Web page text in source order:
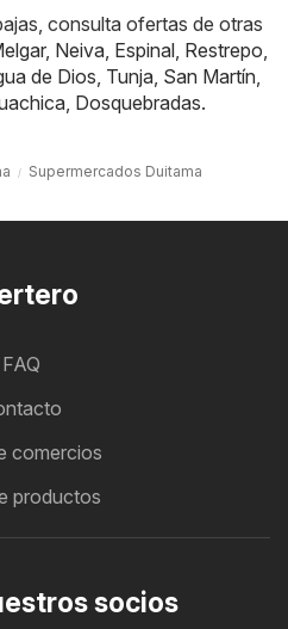
consulta ofertas de otras
, Neiva, Espinal, Restrepo,
de Dios, Tunja, San Martín,
, Dosquebradas.
Supermercados Duitama
FAQ
comercios
productos
socios